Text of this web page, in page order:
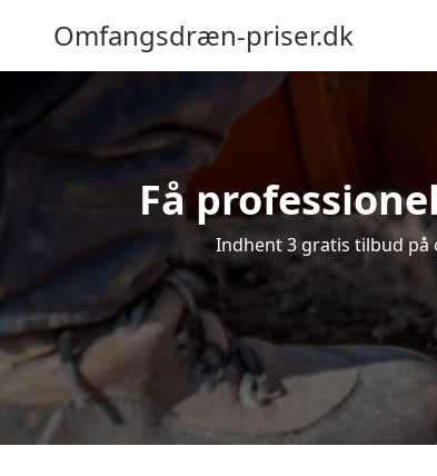
Omfangsdræn-priser.dk
Få
Indhent 3 gratis tilbud på